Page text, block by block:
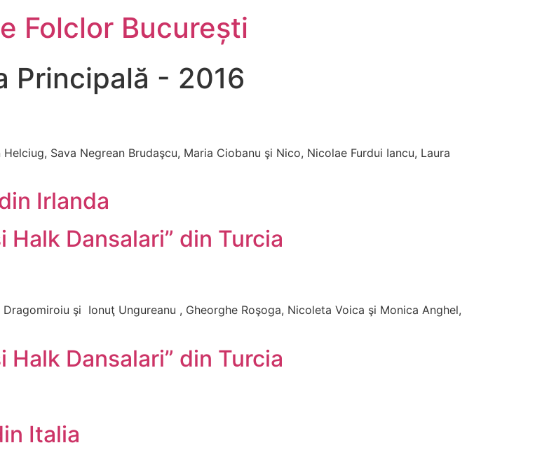
Folclor București
Principală - 2016
Sava Negrean Brudaşcu, Maria Ciobanu şi Nico, Nicolae Furdui Iancu, Laura
Irlanda
Dansalari” din Turcia
şi Ionuţ Ungureanu , Gheorghe Roşoga, Nicoleta Voica şi Monica Anghel,
Dansalari” din Turcia
Italia